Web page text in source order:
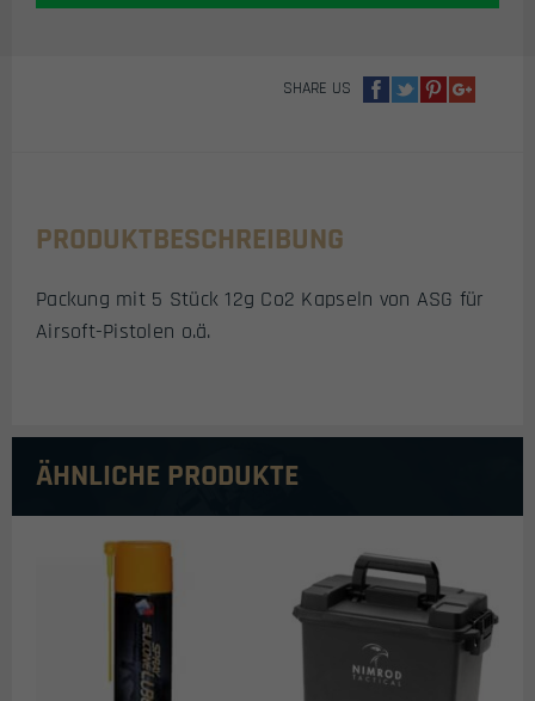
SHARE US
PRODUKTBESCHREIBUNG
Packung mit 5 Stück 12g Co2 Kapseln von ASG für
Airsoft-Pistolen o.ä.
ÄHNLICHE PRODUKTE